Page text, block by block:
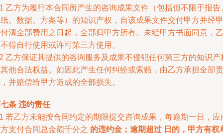
乙方为履行本合同所产生的咨询成果文件（包括但不限于报告
、数据、方案等）的知识产权，自该成果文件交付甲方并经甲
清全部费用之日起，全部归甲方所有。未经甲方书面同意，乙
得自行使用或许可第三方使用。
乙方保证其提供的咨询服务及成果不侵犯任何第三方的知识产
他合法权益。如因此产生任何纠纷或索赔，由乙方承担全部责
并赔偿给甲方造成的全部损失。
条 违约责任
若乙方未能按合同约定的期限提交咨询成果，每逾期一日，应
支付合同总金额千分之 的违约金；逾期超过 日的，甲方有权